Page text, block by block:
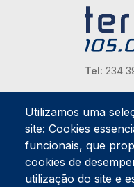
Tel: 234
Apartado
Rua Gil
3834-
Estúdios
Rua Prior
Utilizamos uma
site: Cookies
funcionais, que
cookies de
utilização do site e